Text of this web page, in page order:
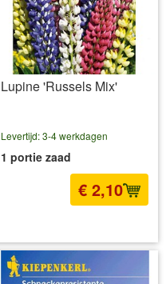
Lupine 'Russels Mix'
Levertijd: 3-4 werkdagen
1 portie zaad
€ 2,10